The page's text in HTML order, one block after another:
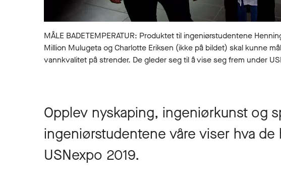
MÅLE BADETEMPERATUR: Produktet til ingeniørstudentene
Million Mulugeta og Charlotte Eriksen (ikke på bildet) skal kunne
vannkvalitet på strender. De gleder seg til å vise seg frem under
Opplev nyskaping, ingeniørkunst og
ingeniørstudentene våre viser hva de
USNexpo 2019.